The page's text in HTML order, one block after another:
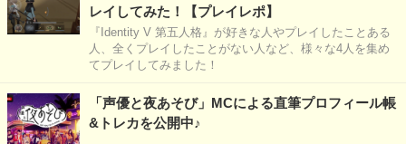
レイしてみた！【プレイレポ】
『Identity V 第五人格』が好きな人やプレイしたことある
人、全くプレイしたことがない人など、様々な4人を集め
てプレイしてみました！
「声優と夜あそび」MCによる直筆プロフィール帳
&トレカを公開中♪